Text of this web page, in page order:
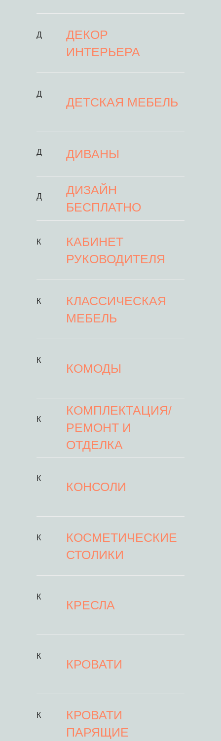
Д
ДЕКОР
ИНТЕРЬЕРА
Д
ДЕТСКАЯ МЕБЕЛЬ
Д ДИВАНЫ
Д
ДИЗАЙН
БЕСПЛАТНО
К
КАБИНЕТ
РУКОВОДИТЕЛЯ
К
КЛАССИЧЕСКАЯ
МЕБЕЛЬ
К
КОМОДЫ
К
КОМПЛЕКТАЦИЯ/
РЕМОНТ И
ОТДЕЛКА
К
КОНСОЛИ
К
КОСМЕТИЧЕСКИЕ
СТОЛИКИ
К
КРЕСЛА
К
КРОВАТИ
К
КРОВАТИ
ПАРЯЩИЕ